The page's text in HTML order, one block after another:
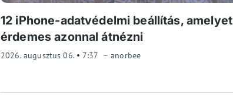
12 iPhone-adatvédelmi beállítás, amelyet
érdemes azonnal átnézni
2026. augusztus 06. 7:37 anorbee